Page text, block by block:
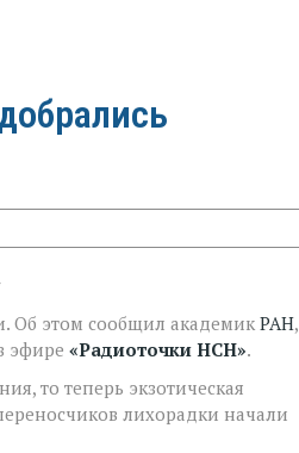
Об этом сообщил академикРАН,
эфире «Радиоточки НСН».
то теперь экзотическая
лихорадки начали